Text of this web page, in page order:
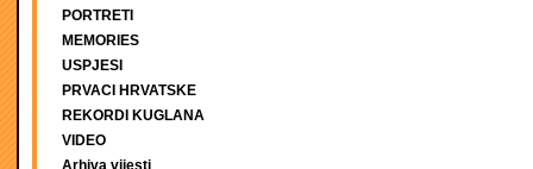
PORTRETI
MEMORIES
USPJESI
PRVACI HRVATSKE
REKORDI KUGLANA
VIDEO
Arhiva vijesti